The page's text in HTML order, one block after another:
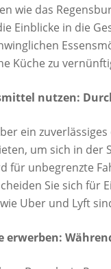
wie das
Einblicke in die
Küche zu
nutzen:
ein
um sich in der
für unbegrenzte
Sie sich für
Uber und Lyft
erwerben: